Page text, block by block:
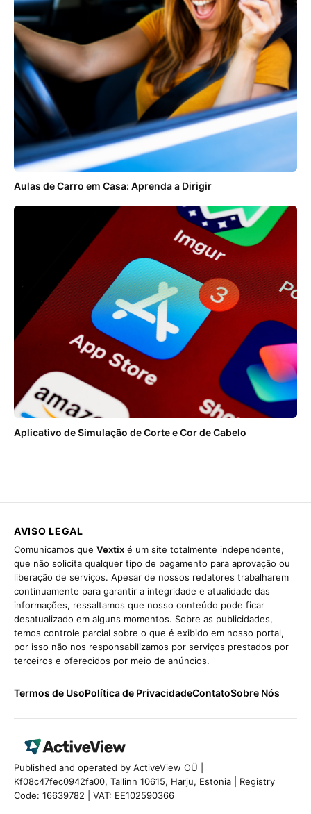
Aulas de Carro em Casa: Aprenda a Dirigir
Aplicativo de Simulação de Corte e Cor de Cabelo
AVISO LEGAL
Comunicamos que Vextix é um site totalmente independente,
que não solicita qualquer tipo de pagamento para aprovação ou
liberação de serviços. Apesar de nossos redatores trabalharem
continuamente para garantir a integridade e atualidade das
informações, ressaltamos que nosso conteúdo pode ficar
desatualizado em alguns momentos. Sobre as publicidades,
temos controle parcial sobre o que é exibido em nosso portal,
por isso não nos responsabilizamos por serviços prestados por
terceiros e oferecidos por meio de anúncios.
Termos de UsoPolítica de PrivacidadeContatoSobre Nós
Published and operated by ActiveView OÜ |
Kf08c47fec0942fa00, Tallinn 10615, Harju, Estonia | Registry
Code: 16639782 | VAT: EE102590366